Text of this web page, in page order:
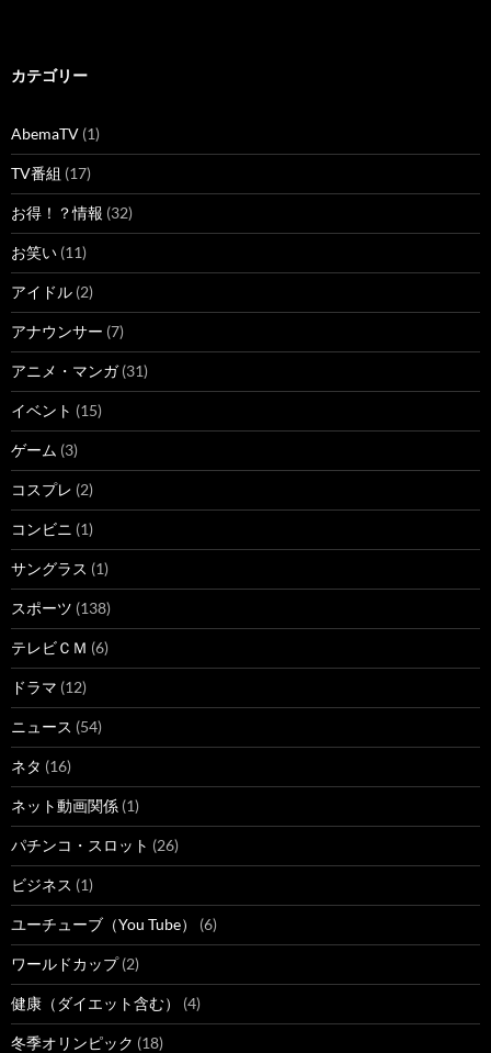
カテゴリー
AbemaTV (1)
TV番組 (17)
お得！？情報 (32)
お笑い (11)
アイドル (2)
アナウンサー (7)
アニメ・マンガ(31)
イベント (15)
ゲーム (3)
コスプレ (2)
コンビニ (1)
サングラス (1)
スポーツ (138)
テレビＣＭ (6)
ドラマ (12)
ニュース (54)
ネタ (16)
ネット動画関係 (1)
パチンコ・スロット (26)
ビジネス (1)
ユーチューブ（You Tube） (6)
ワールドカップ(2)
健康（ダイエット含む） (4)
冬季オリンピック (18)